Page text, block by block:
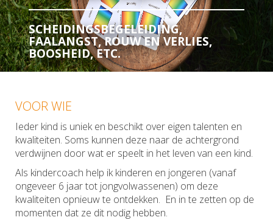
SCHEIDINGSBEGELEIDING,
FAALANGST, ROUW EN VERLIES,
BOOSHEID, ETC.
VOOR WIE
Ieder kind is uniek en beschikt over eigen talenten en
kwaliteiten. Soms kunnen deze naar de achtergrond
verdwijnen door wat er speelt in het leven van een kind.
Als kindercoach help ik kinderen en jongeren (vanaf
ongeveer 6 jaar tot jongvolwassenen) om deze
kwaliteiten opnieuw te ontdekken. En in te zetten op de
momenten dat ze dit nodig hebben.